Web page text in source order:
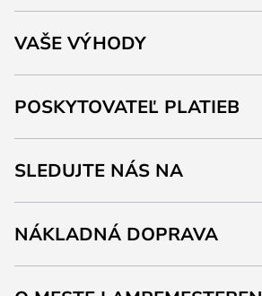
VAŠE VÝHODY
POSKYTOVATEĽ PLATIEB
SLEDUJTE NÁS NA
NÁKLADNÁ DOPRAVA